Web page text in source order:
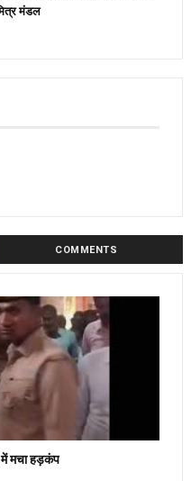
मंडल
COMMENTS
मचा हड़कंप